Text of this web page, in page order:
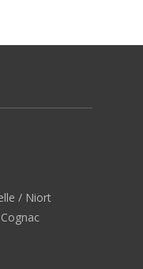
/ Niort